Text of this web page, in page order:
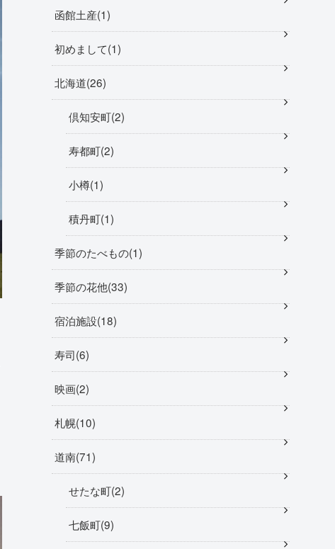
函館土産 1
初めまして 1
北海道 26
倶知安町 2
寿都町 2
小樽 1
積丹町 1
季節のたべもの 1
季節の花他 33
宿泊施設 18
寿司 6
映画 2
札幌 10
道南 71
せたな町 2
七飯町 9